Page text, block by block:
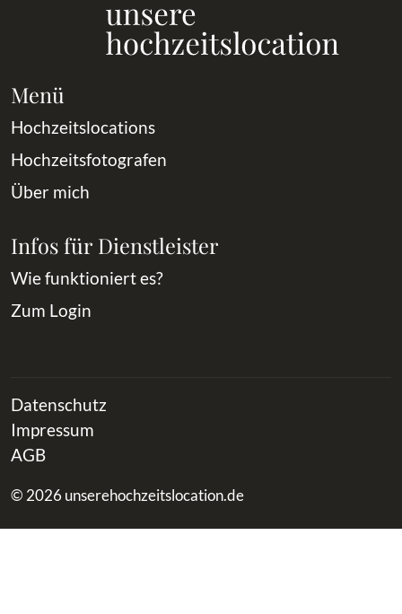
Menü
Hochzeitslocations
Hochzeitsfotografen
Über mich
Infos für Dienstleister
Wie funktioniert es?
Zum Login
Datenschutz
Impressum
AGB
© 2026 unserehochzeitslocation.de